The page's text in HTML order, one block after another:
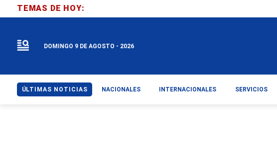
TEMAS DE HOY:
DOMINGO 9 DE AGOSTO - 2026
ÚLTIMAS NOTICIAS NACIONALES INTERNACIONALES SERVICIOS